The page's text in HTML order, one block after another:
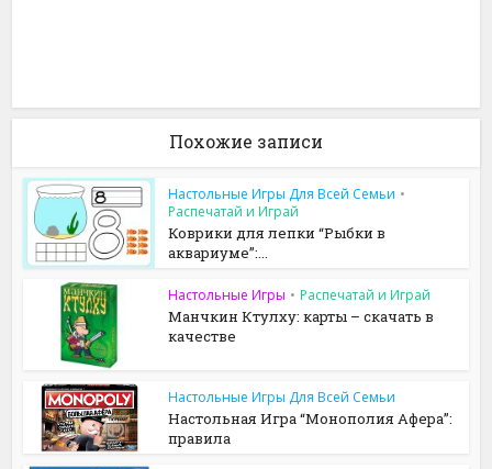
Похожие записи
Настольные Игры Для Всей Семьи •
Распечатай и Играй
Коврики для лепки “Рыбки в
аквариуме”:...
Настольные Игры • Распечатай и Играй
Манчкин Ктулху: карты – скачать в
качестве
Настольные Игры Для Всей Семьи
Настольная Игра “Монополия Афера”:
правила